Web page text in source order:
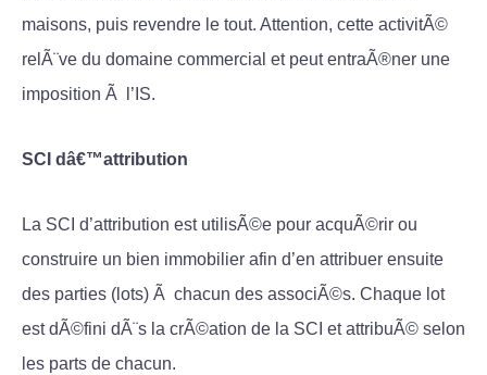
maisons, puis revendre le tout. Attention, cette activitÃ©
relÃ¨ve du domaine commercial et peut entraÃ®ner une
imposition Ã l’IS.
SCI dâ€™attribution
La SCI d’attribution est utilisÃ©e pour acquÃ©rir ou
construire un bien immobilier afin d’en attribuer ensuite
des parties (lots) Ã chacun des associÃ©s. Chaque lot
est dÃ©fini dÃ¨s la crÃ©ation de la SCI et attribuÃ© selon
les parts de chacun.